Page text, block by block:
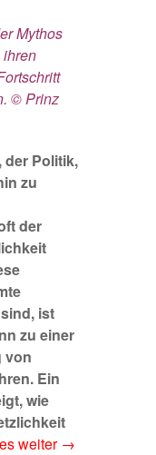
Mythos
© Prinz
der Politik,
zu
der
ist
zu einer
von
Ein
wie
weiter →